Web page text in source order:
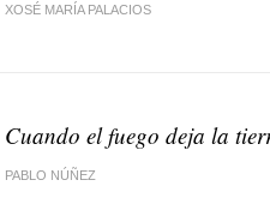
XOSÉ MARÍA PALACIOS
Cuando el fuego deja la
PABLO NÚÑEZ